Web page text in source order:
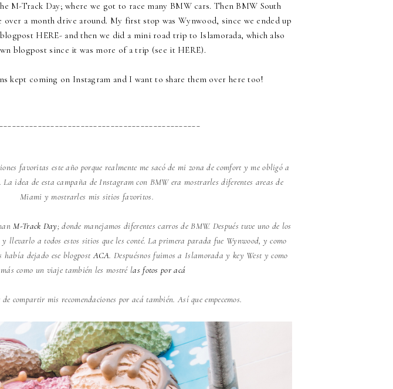
M-Track Day; where we got to race many BMW cars. Then BMW South
a month drive around. My first stop was Wynwood, since we ended up
HERE- and then we did a mini road trip to Islamorada, which also
blogpost since it was more of a trip (see it HERE).
kept coming on Instagram and I want to share them over here too!
favoritas este año porque realmente me sacó de mi zona de comfort y me obligó a
idea de esta campaña de Instagram con BMW era mostrarles diferentes areas de
Miami y mostrarles mis sitios favoritos.
M-Track Day; donde manejamos diferentes carros de BMW. Después tuve uno de los
llevarlo a todos estos sitios que les conté. La primera parada fue Wynwood, y como
había dejado ese blogpostACA. Despuésnos fuimos a Islamorada y key West y como
como un viaje también les mostré las fotos por acá
compartir mis recomendaciones por acá también. Así que empecemos.